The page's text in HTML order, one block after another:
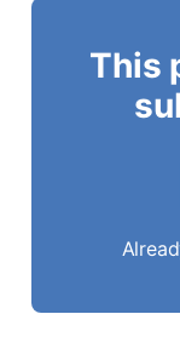
This